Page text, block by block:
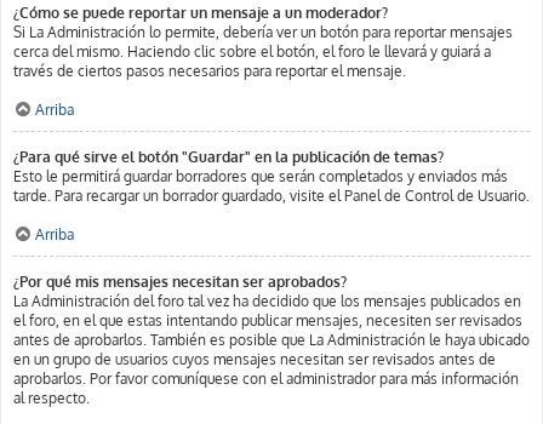
¿Cómo se puede reportar un mensaje a un moderador?
Si La Administración lo permite, debería ver un botón para reportar mensajes
cerca del mismo. Haciendo clic sobre el botón, el foro le llevará y guiará a
través de ciertos pasos necesarios para reportar el mensaje.
Arriba
¿Para qué sirve el botón "Guardar" en la publicación de temas?
Esto le permitirá guardar borradores que serán completados y enviados más
tarde. Para recargar un borrador guardado, visite el Panel de Control de Usuario.
Arriba
¿Por qué mis mensajes necesitan ser aprobados?
La Administración del foro tal vez ha decidido que los mensajes publicados en
el foro, en el que estas intentando publicar mensajes, necesiten ser revisados
antes de aprobarlos. También es posible que La Administración le haya ubicado
en un grupo de usuarios cuyos mensajes necesitan ser revisados antes de
aprobarlos. Por favor comuníquese con el administrador para más información
al respecto.